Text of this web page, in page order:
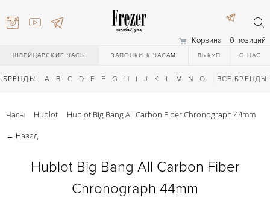
Корзина 0 позиций
ШВЕЙЦАРСКИЕ ЧАСЫ ЗАПОНКИ К ЧАСАМ ВЫКУП О НАС
БРЕНДЫ: A B C D E F G H I J K L M N O Q R S T
ВСЕ БРЕНДЫ
Часы Hublot Hublot Big Bang All Carbon Fiber Chronograph 44mm
← Назад
Hublot Big Bang All Carbon Fiber
Chronograph 44mm